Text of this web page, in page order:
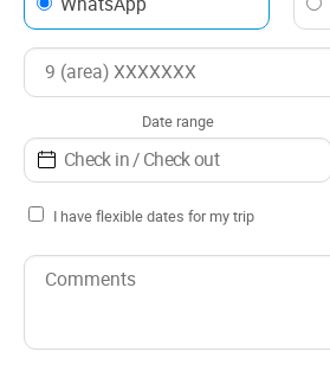
Date range
I have flexible dates for my trip